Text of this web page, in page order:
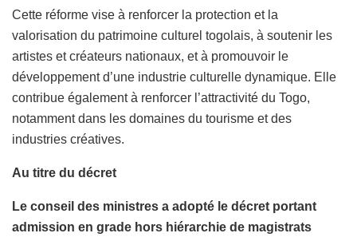
Cette réforme vise à renforcer la protection et la
valorisation du patrimoine culturel togolais, à soutenir les
artistes et créateurs nationaux, et à promouvoir le
développement d’une industrie culturelle dynamique. Elle
contribue également à renforcer l’attractivité du Togo,
notamment dans les domaines du tourisme et des
industries créatives.
Au titre du décret
Le conseil des ministres a adopté le décret portant
admission en grade hors hiérarchie de magistrats